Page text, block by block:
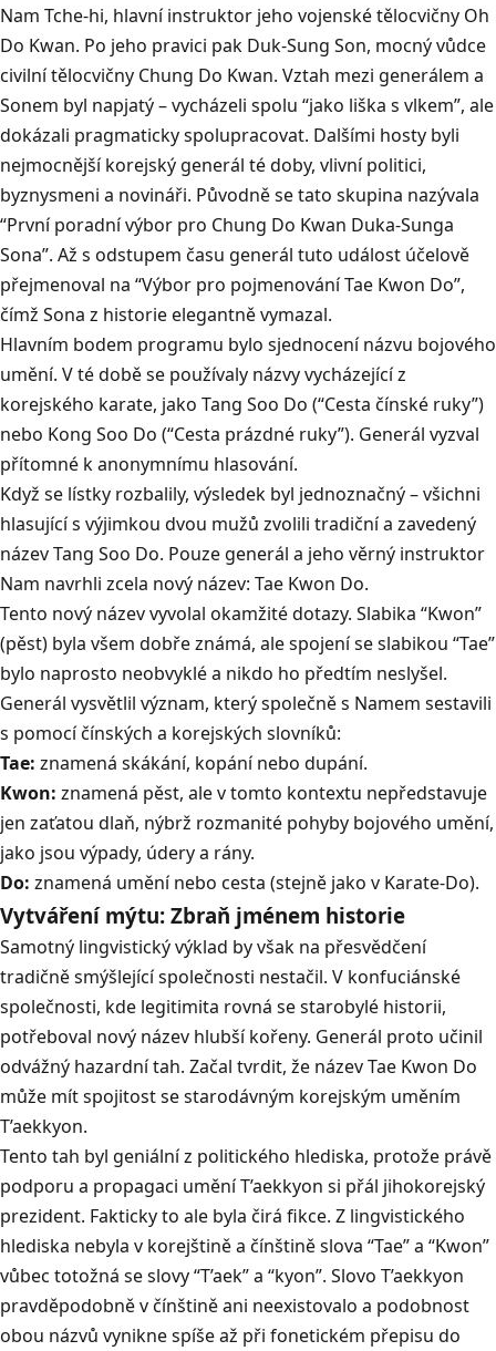
Nam Tche-hi, hlavní instruktor jeho vojenské tělocvičny Oh
Do Kwan. Po jeho pravici pak Duk-Sung Son, mocný vůdce
civilní tělocvičny Chung Do Kwan. Vztah mezi generálem a
Sonem byl napjatý – vycházeli spolu “jako liška s vlkem”, ale
dokázali pragmaticky spolupracovat. Dalšími hosty byli
nejmocnější korejský generál té doby, vlivní politici,
byznysmeni a novináři. Původně se tato skupina nazývala
“První poradní výbor pro Chung Do Kwan Duka-Sunga
Sona”. Až s odstupem času generál tuto událost účelově
přejmenoval na “Výbor pro pojmenování Tae Kwon Do”,
čímž Sona z historie elegantně vymazal.
Hlavním bodem programu bylo sjednocení názvu bojového
umění. V té době se používaly názvy vycházející z
korejského karate, jako Tang Soo Do (“Cesta čínské ruky”)
nebo Kong Soo Do (“Cesta prázdné ruky”). Generál vyzval
přítomné k anonymnímu hlasování.
Když se lístky rozbalily, výsledek byl jednoznačný – všichni
hlasující s výjimkou dvou mužů zvolili tradiční a zavedený
název Tang Soo Do. Pouze generál a jeho věrný instruktor
Nam navrhli zcela nový název: Tae Kwon Do.
Tento nový název vyvolal okamžité dotazy. Slabika “Kwon”
(pěst) byla všem dobře známá, ale spojení se slabikou “Tae”
bylo naprosto neobvyklé a nikdo ho předtím neslyšel.
Generál vysvětlil význam, který společně s Namem sestavili
s pomocí čínských a korejských slovníků:
Tae: znamená skákání, kopání nebo dupání.
Kwon: znamená pěst, ale v tomto kontextu nepředstavuje
jen zaťatou dlaň, nýbrž rozmanité pohyby bojového umění,
jako jsou výpady, údery a rány.
Do: znamená umění nebo cesta (stejně jako v Karate-Do).
Vytváření mýtu: Zbraň jménem historie
Samotný lingvistický výklad by však na přesvědčení
tradičně smýšlející společnosti nestačil. V konfuciánské
společnosti, kde legitimita rovná se starobylé historii,
potřeboval nový název hlubší kořeny. Generál proto učinil
odvážný hazardní tah. Začal tvrdit, že název Tae Kwon Do
může mít spojitost se starodávným korejským uměním
T’aekkyon.
Tento tah byl geniální z politického hlediska, protože právě
podporu a propagaci umění T’aekkyon si přál jihokorejský
prezident. Fakticky to ale byla čirá fikce. Z lingvistického
hlediska nebyla v korejštině a čínštině slova “Tae” a “Kwon”
vůbec totožná se slovy “T’aek” a “kyon”. Slovo T’aekkyon
pravděpodobně v čínštině ani neexistovalo a podobnost
obou názvů vynikne spíše až při fonetickém přepisu do